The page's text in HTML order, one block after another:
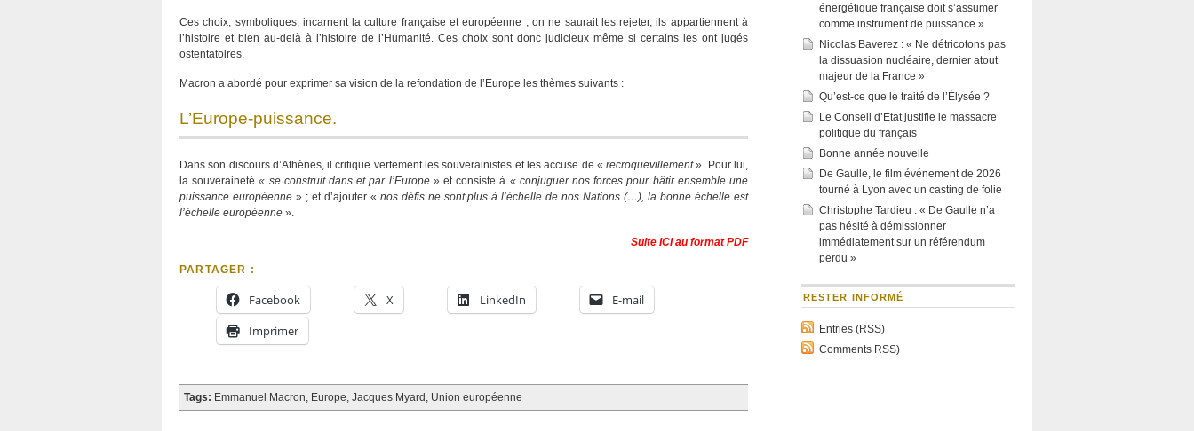
Ces choix, symboliques, incarnent la culture française et européenne ; on ne saurait les rejeter, ils appartiennent à
l’histoire et bien au-delà à l’histoire de l’Humanité. Ces choix sont donc judicieux même si certains les ont jugés
ostentatoires.
Macron a abordé pour exprimer sa vision de la refondation de l’Europe les thèmes suivants :
L’Europe-puissance.
Dans son discours d’Athènes, il critique vertement les souverainistes et les accuse de «recroquevillement». Pour lui,
la souveraineté« se construit dans et par l’Europe» et consiste à « conjuguer nos forces pour bâtir ensemble une
puissance européenne» ; et d’ajouter « nos défis ne sont plus à l’échelle de nos Nations (…), la bonne échelle est
l’échelle européenne ».
Suite ICI au format PDF
PARTAGER :
Facebook X LinkedIn
E-mail
Imprimer
Tags: Emmanuel Macron, Europe, Jacques Myard , Union européenne
énergétique française doit s’assumer
comme instrument de puissance »
Nicolas Baverez : « Ne détricotons pas
la dissuasion nucléaire, dernier atout
majeur de la France »
Qu’est-ce que le traité de l’Élysée ?
Le Conseil d’Etat justifie le massacre
politique du français
Bonne année nouvelle
De Gaulle, le film événement de 2026
tourné à Lyon avec un casting de folie
Christophe Tardieu : « De Gaulle n’a
pas hésité à démissionner
immédiatement sur un référendum
perdu »
RESTER INFORMÉ
Entries (RSS)
Comments RSS)